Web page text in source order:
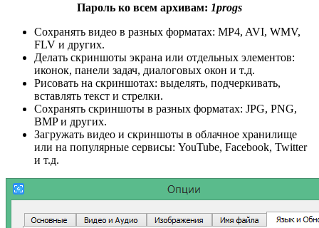
Пароль ко всем архивам: 1progs
Сохранять видео в разных форматах: MP4, AVI, WMV,
FLV и других.
Делать скриншоты экрана или отдельных элементов:
иконок, панели задач, диалоговых окон и т.д.
Рисовать на скриншотах: выделять, подчеркивать,
вставлять текст и стрелки.
Сохранять скриншоты в разных форматах: JPG, PNG,
BMP и других.
Загружать видео и скриншоты в облачное хранилище
или на популярные сервисы: YouTube, Facebook, Twitter
и т.д.